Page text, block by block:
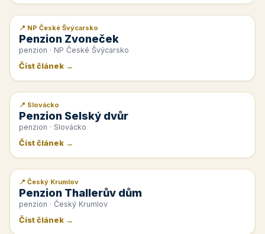
📰 PR článek
📍 NP České Švýcarsko
Penzion Zvoneček
penzion · NP České Švýcarsko
Číst článek →
📰 PR článek
📍 Slovácko
Penzion Selský dvůr
penzion · Slovácko
Číst článek →
📰 PR článek
📍 Český Krumlov
Penzion Thallerův dům
penzion · Český Krumlov
Číst článek →